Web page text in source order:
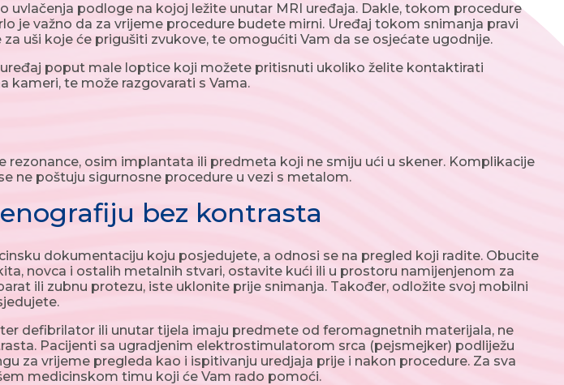
uvlačenja podloge na kojoj ležite unutar MRI uređaja. Dakle, tokom procedure
je važno da za vrijeme procedure budete mirni. Uređaj tokom snimanja pravi
uši koje će prigušiti zvukove, te omogućiti Vam da se osjećate ugodnije.
poput male loptice koji možete pritisnuti ukoliko želite kontaktirati
kameri, te može razgovarati s Vama.
rezonance, osim implantata ili predmeta koji ne smiju ući u skener. Komplikacije
ne poštuju sigurnosne procedure u vezi s metalom.
bez kontrasta
dokumentaciju koju posjedujete, a odnosi se na pregled koji radite. Obucite
novca i ostalih metalnih stvari, ostavite kući ili u prostoru namijenjenom za
ili zubnu protezu, iste uklonite prije snimanja. Također, odložite svoj mobilni
defibrilator ili unutar tijela imaju predmete od feromagnetnih materijala, ne
Pacijenti sa ugradjenim elektrostimulatorom srca (pejsmejker) podliježu
za vrijeme pregleda kao i ispitivanju uredjaja prije i nakon procedure. Za sva
medicinskom timu koji će Vam rado pomoći.